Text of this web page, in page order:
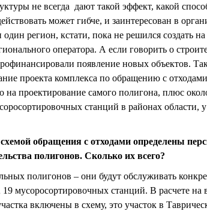
не всегда дают такой эффект, какой
может гибче, и заинтересован в
один регион, кстати, пока не решился создать
оператора. А если говорить о
появление новых объектов.
проекта комплекса по обращению с
на проектирование самого полигона, плюс
станций в районах области,
обращения с отходами определены
полигонов. Сколько их всего?
полигонов – они будут обслуживать
мусоросортировочных станций. В расчете на
включены в схему, это участок в